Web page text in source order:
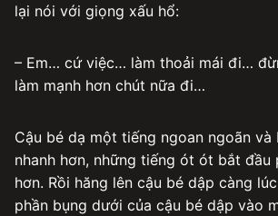
lại nói với giọng xấu hổ:
– Em… cứ việc… làm thoải mái đi…
làm mạnh hơn chút nữa đi…
Cậu bé dạ một tiếng ngoan ngoãn và
nhanh hơn, những tiếng ót ót bắt đầu
hơn. Rồi hăng lên cậu bé dập càng
phần bụng dưới của cậu bé dập vào